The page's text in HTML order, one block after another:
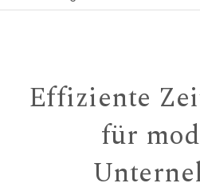
Effiziente
für